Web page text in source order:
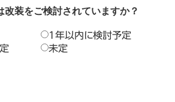
改装をご検討されていますか？
1年以内に検討予定
未定